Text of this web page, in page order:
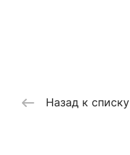
Назад к списку